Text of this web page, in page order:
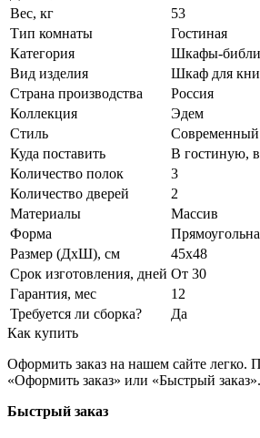
Вес, кг
53
Тип комнаты
Гостиная
Категория
Шкафы-
Вид изделия
Шкаф для
Страна производства
Россия
Коллекция
Эдем
Стиль
Современный
Куда поставить
В гостиную,
Количество полок
3
Количество дверей
2
Материалы
Массив
Форма
Размер (ДхШ), см
45х48
Срок изготовления, дней От 30
Гарантия, мес
12
Требуется ли сборка?
Да
Как купить
Оформить заказ на нашем сайте легко.
«Оформить заказ» или «Быстрый заказ».
Быстрый заказ